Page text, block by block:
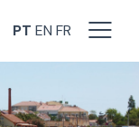
PT EN FR